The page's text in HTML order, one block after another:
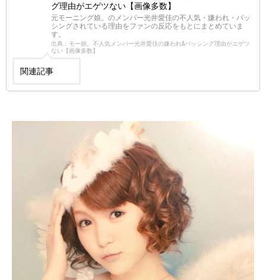
グ理由がエゲツない【画像多数】
元モーニング娘。のメンバー光井愛佳の不人気・嫌われ・バッ
シングされている理由をファンの反応をもとにまとめていま
す。
出典：モー娘。不人気メンバー光井愛佳の嫌われ&バッシング理由がエゲツ
ない【画像多数】
関連記事